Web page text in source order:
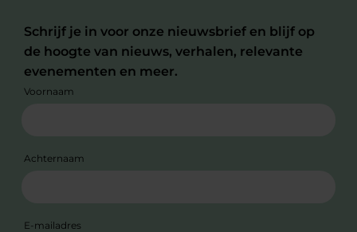
Schrijf je in voor onze nieuwsbrief en blijf op
de hoogte van nieuws, verhalen, relevante
evenementen en meer.
Voornaam
Achternaam
E-mailadres